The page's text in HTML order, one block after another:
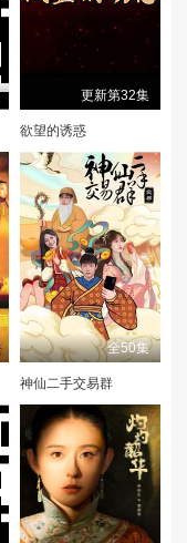
更新第32集
欲望的诱惑
全50集
神仙二手交易群